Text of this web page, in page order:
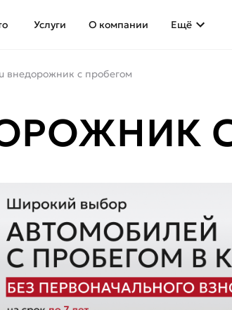
Услуги О компании Ещё
внедорожник с пробегом